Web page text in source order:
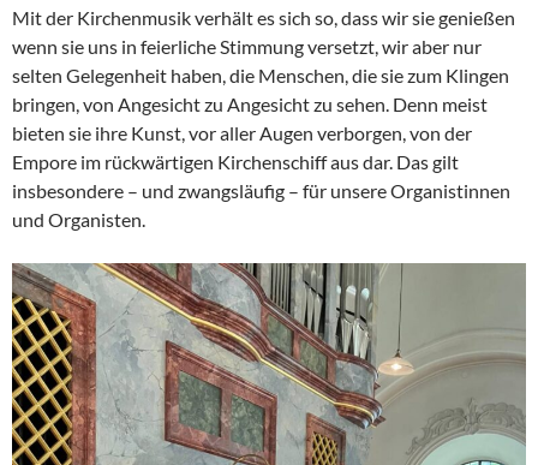
Mit der Kirchenmusik verhält es sich so, dass wir sie genießen
wenn sie uns in feierliche Stimmung versetzt, wir aber nur
selten Gelegenheit haben, die Menschen, die sie zum Klingen
bringen, von Angesicht zu Angesicht zu sehen. Denn meist
bieten sie ihre Kunst, vor aller Augen verborgen, von der
Empore im rückwärtigen Kirchenschiff aus dar. Das gilt
insbesondere – und zwangsläufig – für unsere Organistinnen
und Organisten.